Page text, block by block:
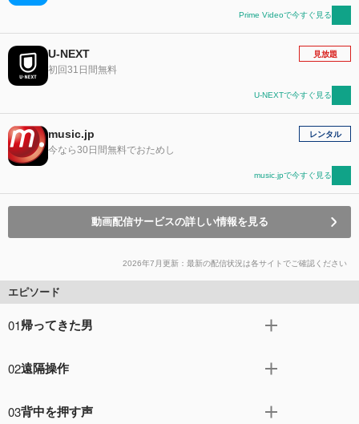
Prime Videoで今すぐ見る
U-NEXT
初回31日間無料
見放題
U-NEXTで今すぐ見る
music.jp
今なら30日間無料でおためし
レンタル
music.jpで今すぐ見る
動画配信サービスの詳しい情報を見る
2026年7月更新：最新の配信状況は各サイトでご確認ください
エピソード
01帰ってきた男
い植物状態に陥ったブレイディ。バビノー医師による最先
捜査でブレイディを追い詰めたビルは、ホリーと共に探偵
02遠隔操作
受けた失踪中の男の捜索をはじめいくつかの事案を取り扱
03背中を押す声